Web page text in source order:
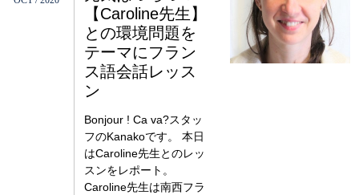
【Caroline先生】
との環境問題を
テーマにフラン
ス語会話レッス
ン
Bonjour ! Ca va?スタッ
フのKanakoです。 本日
はCaroline先生とのレッ
スンをレポート。
Caroline先生は南西フラ